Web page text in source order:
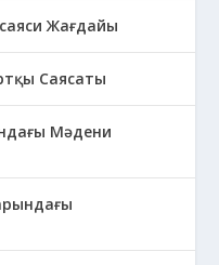
Жағдайы
Саясаты
Мәдени